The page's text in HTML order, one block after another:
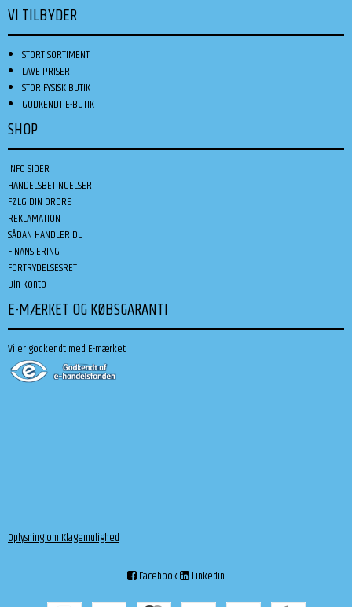
VI TILBYDER
STORT SORTIMENT
LAVE PRISER
STOR FYSISK BUTIK
GODKENDT E-BUTIK
SHOP
INFO SIDER
HANDELSBETINGELSER
FØLG DIN ORDRE
REKLAMATION
SÅDAN HANDLER DU
FINANSIERING
FORTRYDELSESRET
Din konto
E-MÆRKET OG KØBSGARANTI
Vi er godkendt med E-mærket:
Oplysning om Klagemulighed
Facebook Linkedin